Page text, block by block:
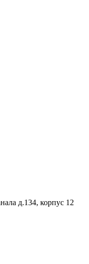
д.134, корпус 12